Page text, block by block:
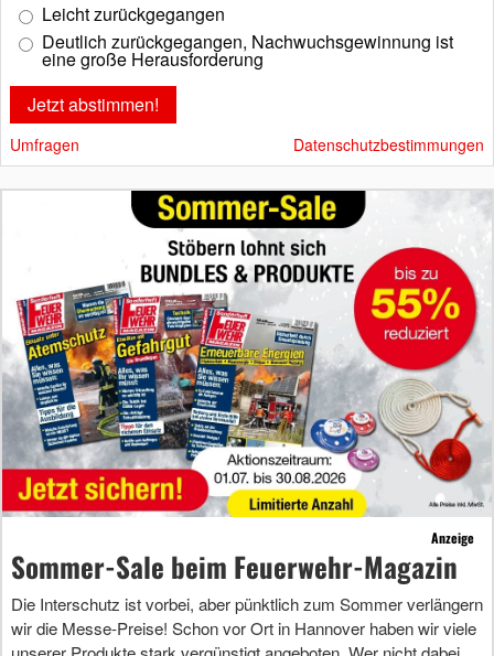
Leicht zurückgegangen
Deutlich zurückgegangen, Nachwuchsgewinnung ist
eine große Herausforderung
Umfragen Datenschutzbestimmungen
Anzeige
Sommer-Sale beim Feuerwehr-Magazin
Die Interschutz ist vorbei, aber pünktlich zum Sommer verlängern
wir die Messe-Preise! Schon vor Ort in Hannover haben wir viele